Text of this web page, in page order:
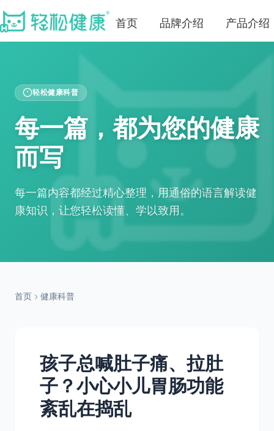
首页 品牌介绍 产品介绍
轻松健康科普
每一篇，都为您的健康
而写
每一篇内容都经过精心整理，用通俗的语言解读健
康知识，让您轻松读懂、学以致用。
首页 健康科普
孩子总喊肚子痛、拉肚
子？小心小儿胃肠功能
紊乱在捣乱